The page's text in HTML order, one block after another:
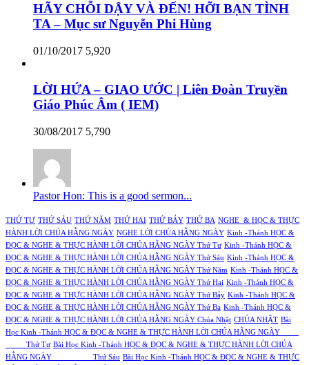
HÃY CHỖI DẬY VÀ ĐẾN! HỠI BẠN TÌNH
TA – Mục sư Nguyễn Phi Hùng
01/10/2017 5,920
LỜI HỨA – GIAO ƯỚC | Liên Đoàn Truyền
Giáo Phúc Âm ( IEM)
30/08/2017 5,790
Pastor Hon: This is a good sermon...
THỨ TƯ THỨ SÁU THỨ NĂM THỨ HAI THỨ BẢY THỨ BA NGHE & HỌC & THỰC
HÀNH LỜI CHÚA HẰNG NGÀY NGHE LỜI CHÚA HẰNG NGÀY Kinh -Thánh HỌC &
ĐỌC & NGHE & THỰC HÀNH LỜI CHÚA HẰNG NGÀY Thứ Tư Kinh -Thánh HỌC &
ĐỌC & NGHE & THỰC HÀNH LỜI CHÚA HẰNG NGÀY Thứ Sáu Kinh -Thánh HỌC &
ĐỌC & NGHE & THỰC HÀNH LỜI CHÚA HẰNG NGÀY Thứ Năm Kinh -Thánh HỌC &
ĐỌC & NGHE & THỰC HÀNH LỜI CHÚA HẰNG NGÀY Thứ Hai Kinh -Thánh HỌC &
ĐỌC & NGHE & THỰC HÀNH LỜI CHÚA HẰNG NGÀY Thứ Bảy Kinh -Thánh HỌC &
ĐỌC & NGHE & THỰC HÀNH LỜI CHÚA HẰNG NGÀY Thứ Ba Kinh -Thánh HỌC &
ĐỌC & NGHE & THỰC HÀNH LỜI CHÚA HẰNG NGÀY Chúa Nhật CHÚA NHẬT Bài
Học Kinh -Thánh HỌC & ĐỌC & NGHE & THỰC HÀNH LỜI CHÚA HẰNG NGÀY
Thứ Tư Bài Học Kinh -Thánh HỌC & ĐỌC & NGHE & THỰC HÀNH LỜI CHÚA
HẰNG NGÀY Thứ Sáu Bài Học Kinh -Thánh HỌC & ĐỌC & NGHE & THỰC